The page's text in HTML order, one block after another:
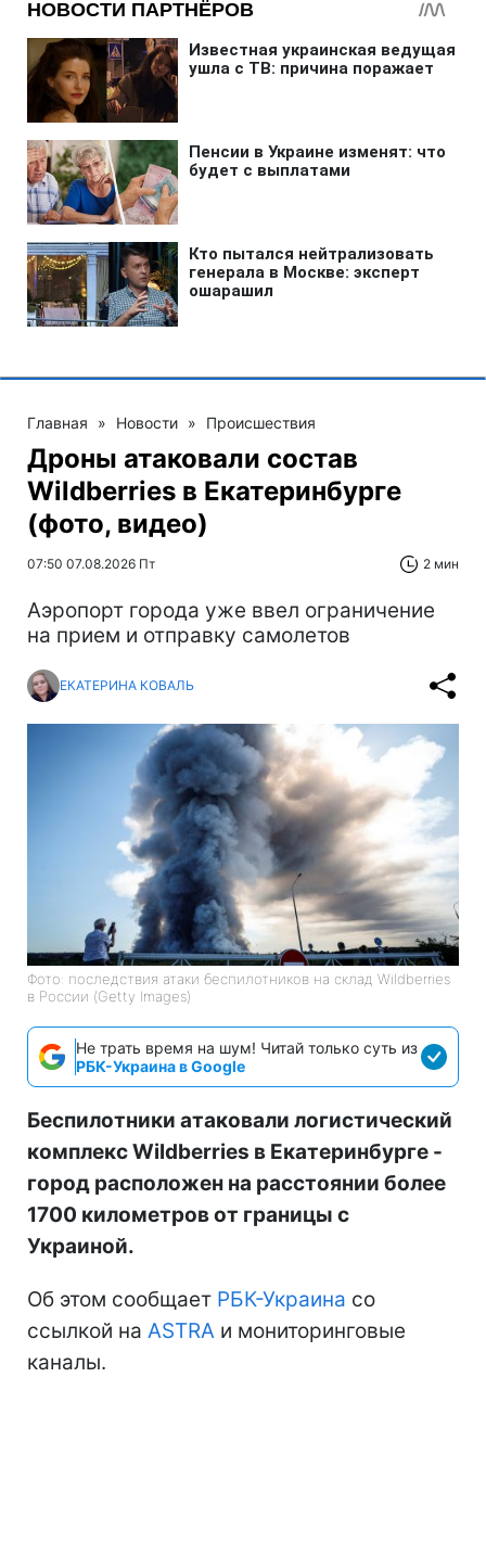
Главная » Новости » Происшествия
Дроны атаковали состав
Wildberries в Екатеринбурге
(фото, видео)
07:50 07.08.2026 Пт 2 мин
Аэропорт города уже ввел ограничение
на прием и отправку самолетов
ЕКАТЕРИНА КОВАЛЬ
Фото: последствия атаки беспилотников на склад Wildberries
в России (Getty Images)
Не трать время на шум! Читай только суть из
РБК-Украина в Google
Беспилотники атаковали логистический
комплекс Wildberries в Екатеринбурге -
город расположен на расстоянии более
1700 километров от границы с
Украиной.
Об этом сообщает РБК-Украина со
ссылкой на ASTRA и мониторинговые
каналы.